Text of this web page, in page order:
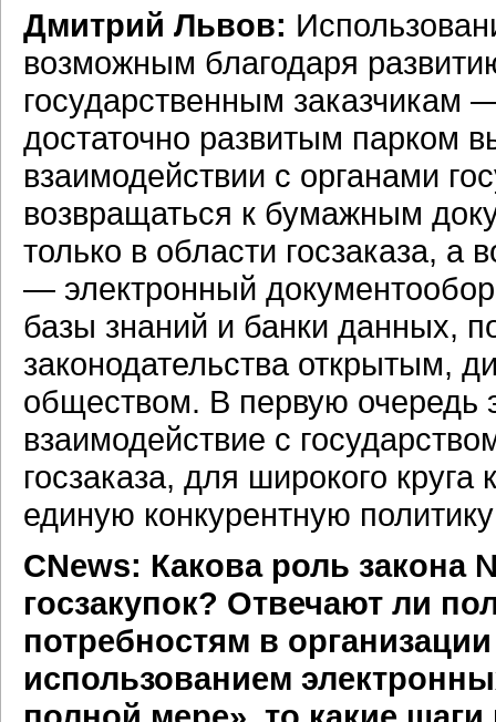
Дмитрий Львов:
возможным благодаря
государственным заказчикам
достаточно развитым парком
взаимодействии с органами
возвращаться к бумажным
только в области госзаказа, а
— электронный
базы знаний и банки данных,
законодательства открытым,
обществом. В первую очередь
взаимодействие с
госзаказа, для широкого
единую конкурентную
CNews: Какова роль
госзакупок? Отвечают ли
потребностям в
использованием